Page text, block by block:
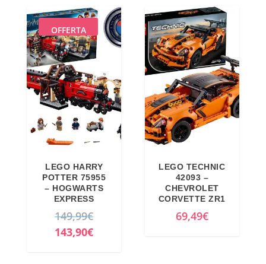
OFFERTA
LEGO HARRY
POTTER 75955
– HOGWARTS
EXPRESS
149,99€I
l
143,90€I
LEGO TECHNIC
42093 –
CHEVROLET
CORVETTE ZR1
69,49€